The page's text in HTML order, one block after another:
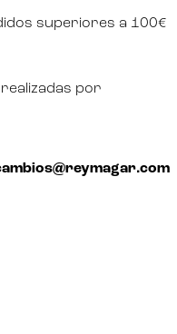
superiores a 100€
por